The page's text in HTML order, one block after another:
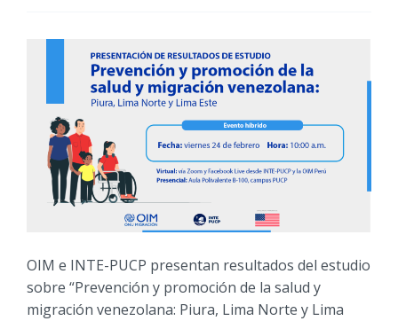
OIM e INTE-PUCP presentan resultados del estudio
sobre “Prevención y promoción de la salud y
migración venezolana: Piura, Lima Norte y Lima